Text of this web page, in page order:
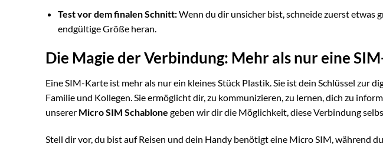
Test vor dem finalen Schnitt:Wenn du dir unsicher bist, schneide zuerst etwas
endgültige Größe heran.
Die Magie der Verbindung: Mehr als nur eine
Eine SIM-Karte ist mehr als nur ein kleines Stück Plastik. Sie ist dein Schlüssel zur
Familie und Kollegen. Sie ermöglicht dir, zu kommunizieren, zu lernen, dich zu
unserer Micro SIM Schablone geben wir dir die Möglichkeit, diese Verbindung
Stell dir vor, du bist auf Reisen und dein Handy benötigt eine Micro SIM, während